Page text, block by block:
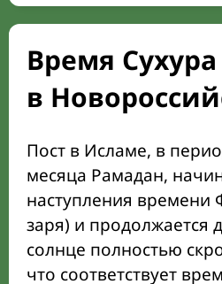
Время
в
Пост в Исламе, в
месяца Рамадан,
наступления времени
заря) и продолжается
солнце полностью
что соответствует